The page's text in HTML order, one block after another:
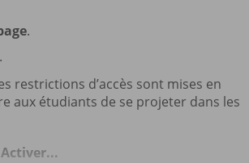
.
.
restrictions d’accès sont mises en
aux étudiants de se projeter dans les
Activer...